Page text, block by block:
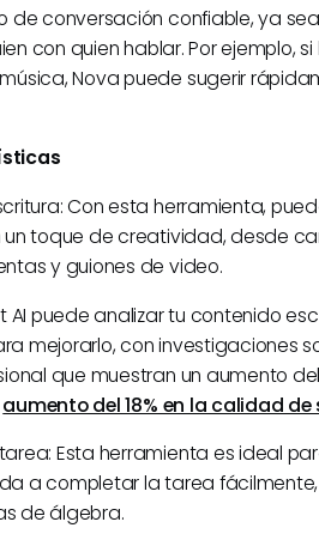
de conversación confiable, ya
con quien hablar. Por ejemplo,
Nova puede sugerir
Con esta herramienta,
un toque de creatividad, desde
y guiones de video.
AI puede analizar tu contenido
mejorarlo, con investigaciones
que muestran un aumento
aumento del 18% en la calidad
Esta herramienta es ideal
a completar la tarea
de álgebra.